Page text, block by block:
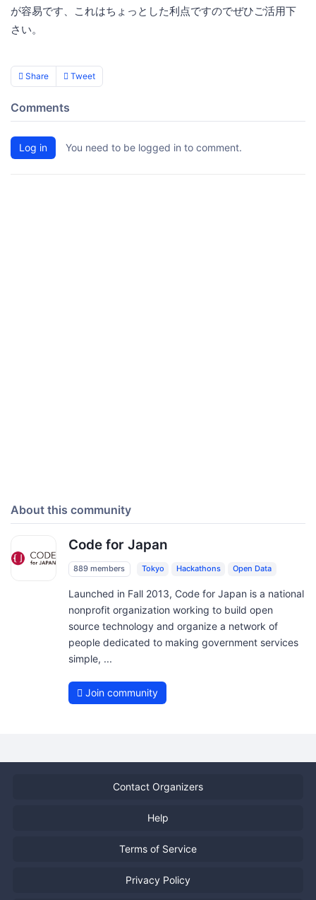
が容易です、これはちょっとした利点ですのでぜひご活用下
さい。
Share Tweet
Comments
Log in You need to be logged in to comment.
About this community
Code for Japan
889 members Tokyo Hackathons Open Data
Launched in Fall 2013, Code for Japan is a national
nonprofit organization working to build open
source technology and organize a network of
people dedicated to making government services
simple, ...
Join community
Contact Organizers
Help
Terms of Service
Privacy Policy